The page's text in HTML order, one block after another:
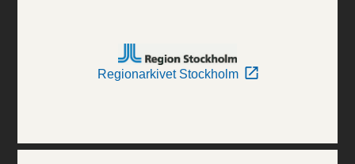
Regionarkivet Stockholm